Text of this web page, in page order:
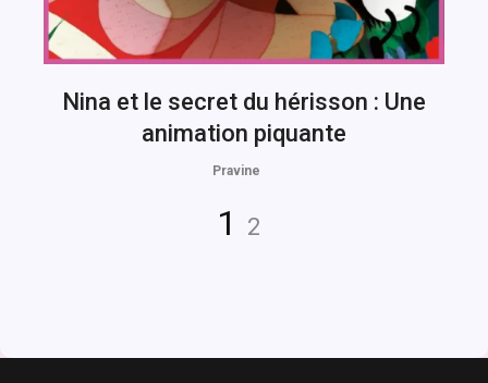
Nina et le secret du hérisson : Une
animation piquante
Pravine
Page
1 Page
2